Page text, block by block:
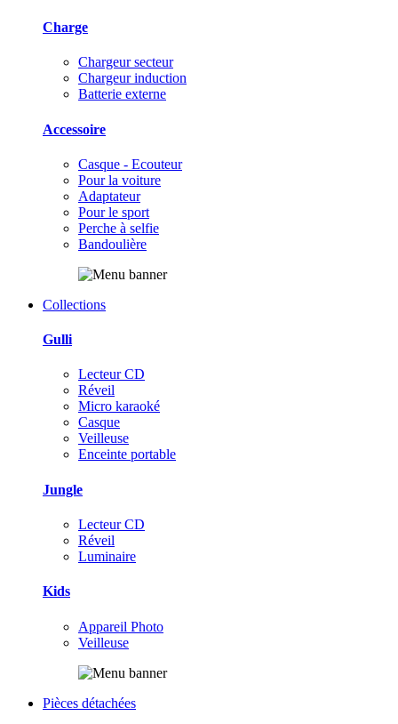
Charge
Chargeur secteur
Chargeur induction
Batterie externe
Accessoire
Casque - Ecouteur
Pour la voiture
Adaptateur
Pour le sport
Perche à selfie
Bandoulière
Collections
Gulli
Lecteur CD
Réveil
Micro karaoké
Casque
Veilleuse
Enceinte portable
Jungle
Lecteur CD
Réveil
Luminaire
Kids
Appareil Photo
Veilleuse
Pièces détachées